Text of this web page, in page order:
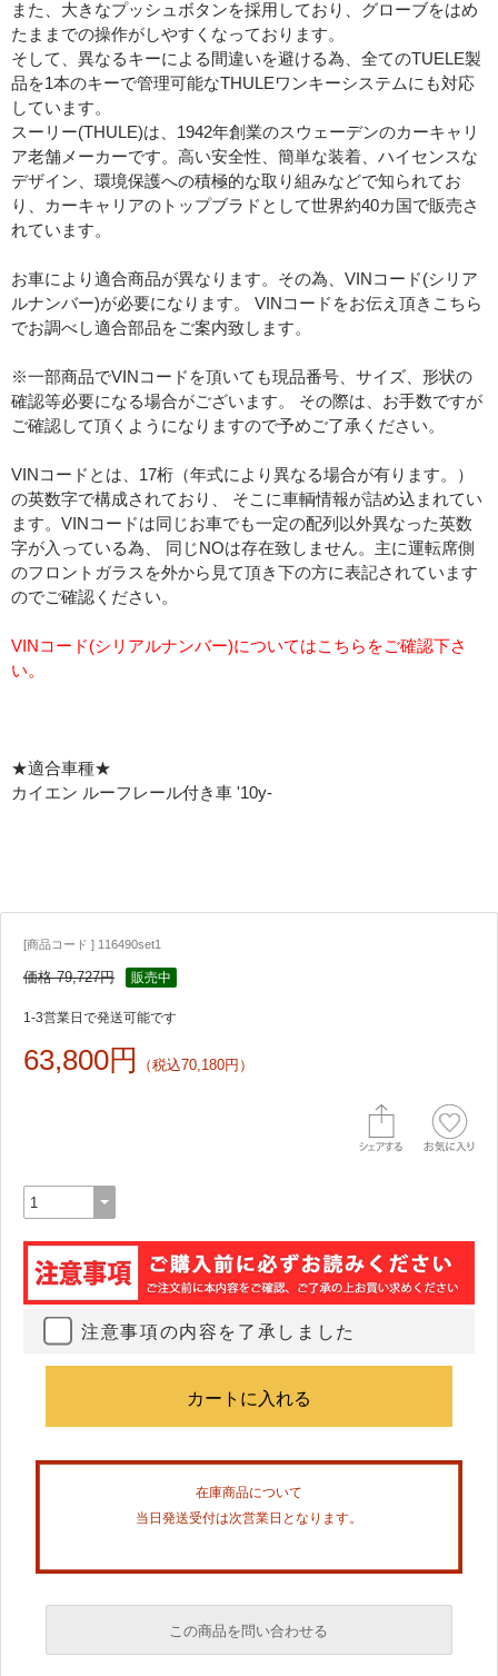
また、大きなプッシュボタンを採用しており、グローブをはめ
たままでの操作がしやすくなっております。
そして、異なるキーによる間違いを避ける為、全てのTUELE製
品を1本のキーで管理可能なTHULEワンキーシステムにも対応
しています。
スーリー(THULE)は、1942年創業のスウェーデンのカーキャリ
ア老舗メーカーです。高い安全性、簡単な装着、ハイセンスな
デザイン、環境保護への積極的な取り組みなどで知られてお
り、カーキャリアのトップブラドとして世界約40カ国で販売さ
れています。
お車により適合商品が異なります。その為、VINコード(シリア
ルナンバー)が必要になります。 VINコードをお伝え頂きこちら
でお調べし適合部品をご案内致します。
※一部商品でVINコードを頂いても現品番号、サイズ、形状の
確認等必要になる場合がございます。 その際は、お手数ですが
ご確認して頂くようになりますので予めご了承ください。
VINコードとは、17桁（年式により異なる場合が有ります。）
の英数字で構成されており、 そこに車輌情報が詰め込まれてい
ます。VINコードは同じお車でも一定の配列以外異なった英数
字が入っている為、 同じNOは存在致しません。主に運転席側
のフロントガラスを外から見て頂き下の方に表記されています
のでご確認ください。
VINコード(シリアルナンバー)についてはこちらをご確認下さ
い。
★適合車種★
カイエン ルーフレール付き車 '10y-
[商品コード ] 116490set1
価格 79,727円 販売中
1-3営業日で発送可能です
63,800円 （税込70,180円）
注意事項の内容を了承しました
在庫商品について
当日発送受付は次営業日となります。
この商品を問い合わせる